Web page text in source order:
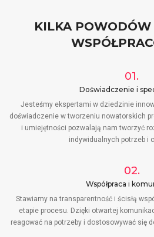
KILKA
01.
Doświadczenie i
Jesteśmy ekspertami w dziedzinie
doświadczenie w tworzeniu nowatorskich
i umiejętności pozwalają nam tworzyć
indywidualnych potrzeb i
02.
Współpraca i
Stawiamy na transparentność i ścisłą
etapie procesu. Dzięki otwartej
reagować na potrzeby i dostosowywać się